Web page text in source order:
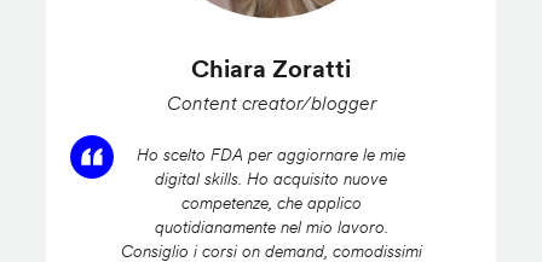
Chiara Zoratti
Content creator/blogger
Ho scelto FDA per aggiornare le mie
digital skills. Ho acquisito nuove
competenze, che applico
quotidianamente nel mio lavoro.
Consiglio i corsi on demand, comodissimi